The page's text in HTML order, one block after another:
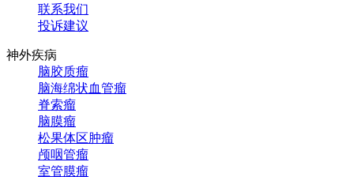
联系我们
投诉建议
神外疾病
脑胶质瘤
脑海绵状血管瘤
脊索瘤
脑膜瘤
松果体区肿瘤
颅咽管瘤
室管膜瘤